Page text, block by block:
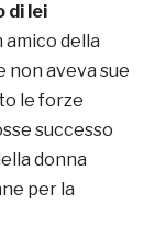
di lei
della
non aveva sue
le forze
successo
donna
per la